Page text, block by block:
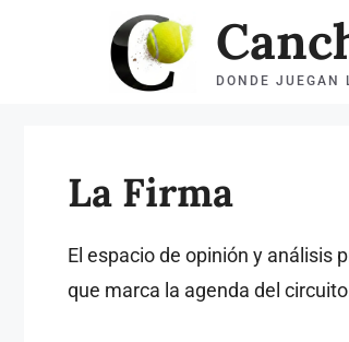
DONDE JUEGAN
La Firma
El espacio de opinión y análisis
que marca la agenda del